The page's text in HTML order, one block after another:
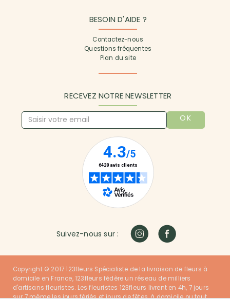
BESOIN D'AIDE ?
Contactez-nous
Questions fréquentes
Plan du site
RECEVEZ NOTRE NEWSLETTER
OK
Suivez-nous sur :
Copyright © 2017 123fleurs Spécialiste de la livraison de fleurs à
domicile en France, 123fleurs fédère un réseau de milliers
d'artisans fleuristes. Les fleuristes 123fleurs livrent en 4h, 7 jours
sur 7 même les jours fériés et jours de fêtes, à domicile ou tout